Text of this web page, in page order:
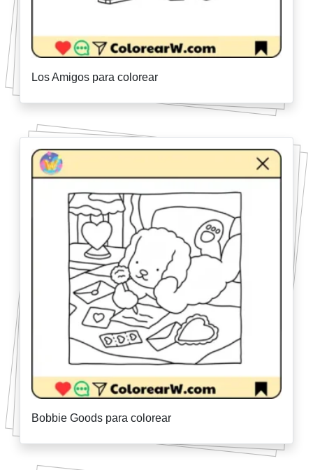
Los Amigos para colorear
Bobbie Goods para colorear